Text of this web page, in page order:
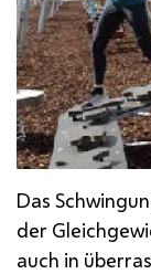
Das
der
auch in